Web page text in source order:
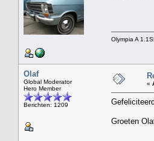
Olympia A
Olaf
Global Moderator
Hero Member
Berichten: 1209
«
Groeten